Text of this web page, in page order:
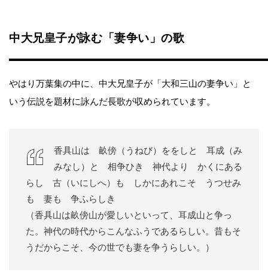
中大兄皇子が詠む「妻争い」の歌
やはり万葉集の中に、中大兄皇子が「大和三山の妻争い」と
いう伝説を題材に詠んだ長歌が収められています。
香具山は 畝傍（うねび）ををしと 耳成（み
みなし）と 相争ひき 神代より かくにある
らし 古（いにしへ）も しかにあれこそ うつせみ
も 妻も 争ふらしき
（香具山は畝傍山が愛しいといって、耳成山と争っ
た。神代の時代からこんなふうであるらしい。昔もそ
うだからこそ、今の世でも妻を争うらしい。）